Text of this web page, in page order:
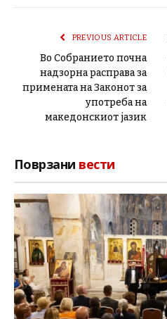
PREVIOUS ARTICLE
Во Собранието почна
надзорна расправа за
примената на Законот за
употреба на
македонскиот јазик
Поврзани вести